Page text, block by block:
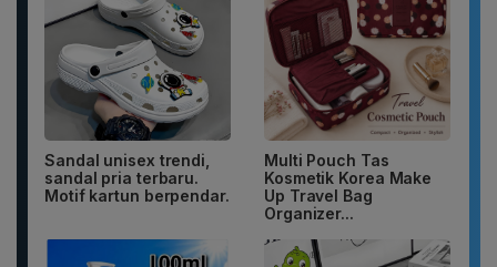
Sandal unisex trendi,
sandal pria terbaru.
Motif kartun berpendar.
Multi Pouch Tas
Kosmetik Korea Make
Up Travel Bag
Organizer...